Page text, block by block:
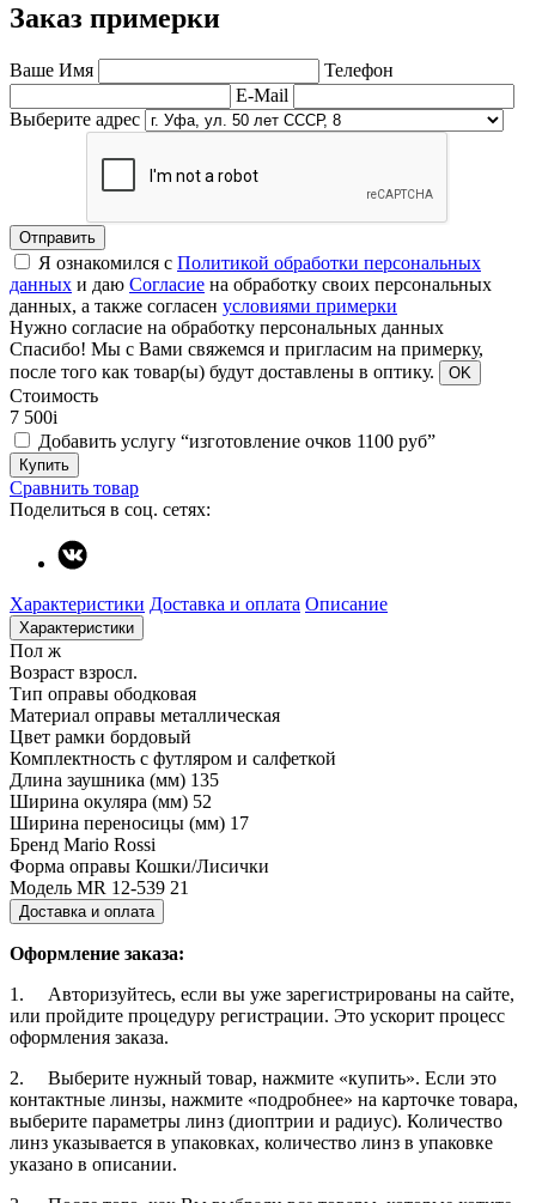
Заказ примерки
Ваше Имя
Телефон
E-Mail
Выберите адрес
Отправить
Я ознакомился с Политикой обработки персональных
данных и даю Согласие на обработку своих персональных
данных, а также согласен условиями примерки
Нужно согласие на обработку персональных данных
Спасибо! Мы с Вами свяжемся и пригласим на примерку,
после того как товар(ы) будут доставлены в оптику.
OK
Стоимость
7 500i
Добавить услугу “изготовление очков 1100 руб”
Купить
Сравнить товар
Поделиться в соц. сетях:
Характеристики Доставка и оплата Описание
Характеристики
Пол ж
Возраст взросл.
Тип оправы ободковая
Материал оправы металлическая
Цвет рамки бордовый
Комплектность с футляром и салфеткой
Длина заушника (мм) 135
Ширина окуляра (мм) 52
Ширина переносицы (мм) 17
Бренд Mario Rossi
Форма оправы Кошки/Лисички
Модель MR 12-539 21
Доставка и оплата
Оформление заказа:
1. Авторизуйтесь, если вы уже зарегистрированы на сайте,
или пройдите процедуру регистрации. Это ускорит процесс
оформления заказа.
2. Выберите нужный товар, нажмите «купить». Если это
контактные линзы, нажмите «подробнее» на карточке товара,
выберите параметры линз (диоптрии и радиус). Количество
линз указывается в упаковках, количество линз в упаковке
указано в описании.